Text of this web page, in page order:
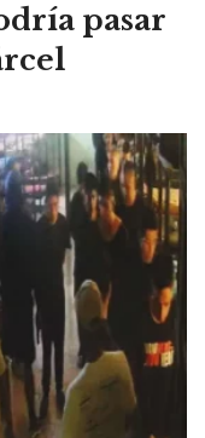
pasar